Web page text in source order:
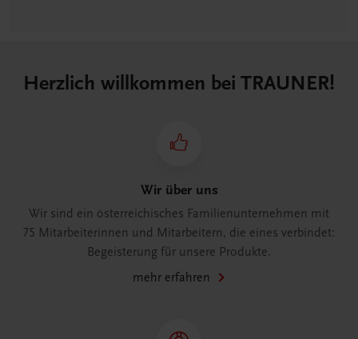
Herzlich willkommen bei TRAUNER!
Wir über uns
Wir sind ein österreichisches Familienunternehmen mit
75 Mitarbeiterinnen und Mitarbeitern, die eines verbindet:
Begeisterung für unsere Produkte.
mehr erfahren